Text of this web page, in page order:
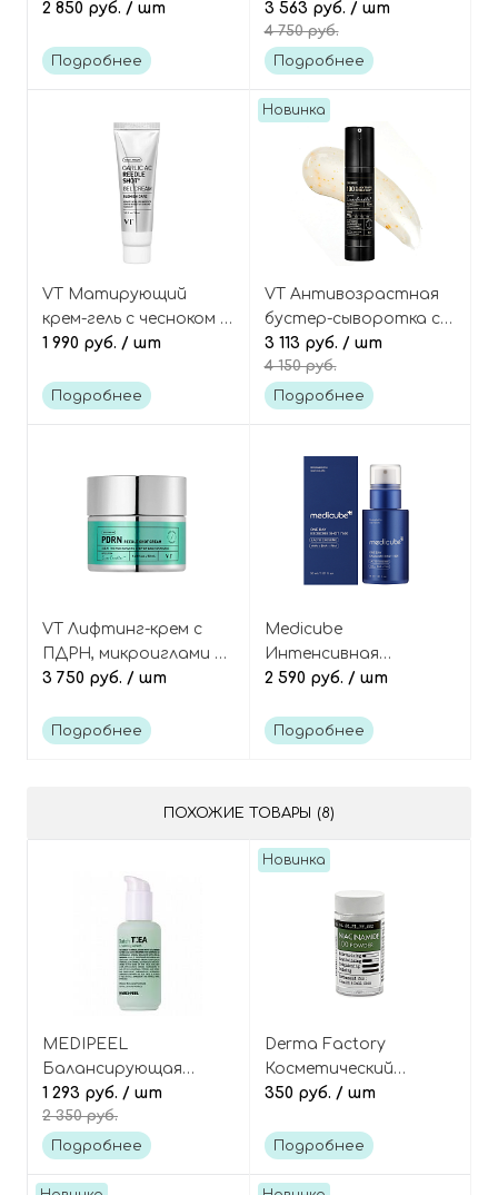
коллагеном и
Glow Bubble Serum
2 850 руб. / шт
Подробнее
микроиглами
(спикулами), Cosmetics
PDRN Reedle Shot 100
3 563 руб. / шт
4 750 руб.
Подробнее
VT Матирующий
крем-гель с чесноком и
микроиглами
Garlic AC Reedle Shot
1 990 руб. / шт
Подробнее
Новинка
VT Антивозрастная
бустер-сыворотка с
микроиглами, чёрным
трюфелем и золотом,
Cosmetics Black Truffle
3 113 руб. / шт
4 150 руб.
Подробнее
VT Лифтинг-крем с
ПДРН, микроиглами и
пептидами, PDRN
3 750 руб. / шт
Подробнее
Medicube
Интенсивная
сыворотка-бустер с
(спикулами) для
2 590 руб. / шт
Подробнее
ПОХОЖИЕ ТОВАРЫ (8)
MEDIPEEL
Балансирующая
сыворотка для лица с
чайным деревом Dutch
Tea A.C Calming Serum
1 293 руб. / шт
2 350 руб.
Подробнее
Новинка
Derma Factory
Косметический
порошок чистого
Niacinamide 100
350 руб. / шт
Подробнее